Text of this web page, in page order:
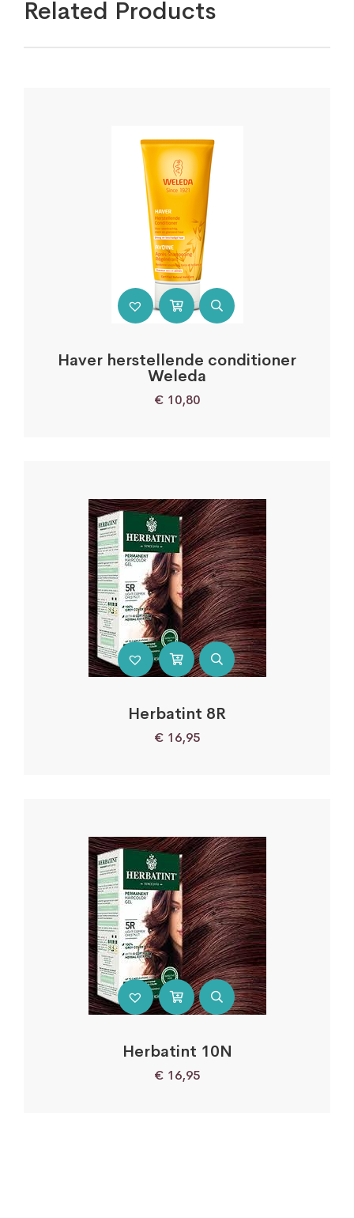
Related Products
Haver herstellende conditioner
Weleda
€ 10,80
Herbatint 8R
€ 16,95
Herbatint 10N
€ 16,95